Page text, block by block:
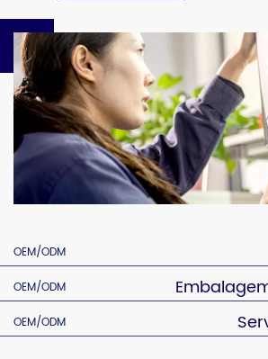
OEM/ODM
OEM/ODM
OEM/ODM